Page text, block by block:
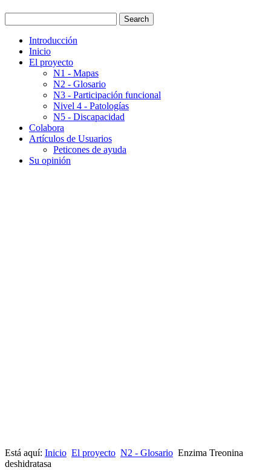
Introducción
Inicio
El proyecto
N1 - Mapas
N2 - Glosario
N3 - Participación funcional
Nivel 4 - Patologías
N5 - Discapacidad
Colabora
Artículos de Usuarios
Peticones de ayuda
Su opinión
Está aquí: Inicio El proyecto N2 - Glosario Enzima Treonina
deshidratasa